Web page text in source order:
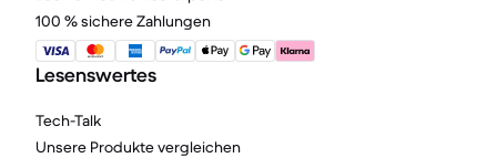
100 % sichere Zahlungen
Lesenswertes
Tech-Talk
Unsere Produkte vergleichen